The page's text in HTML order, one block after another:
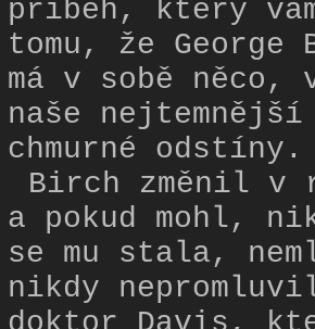
příběh, který
tomu, že
má v sobě něco,
naše
chmurné odstíny.
Birch změnil v
a pokud mohl,
se mu stala,
nikdy